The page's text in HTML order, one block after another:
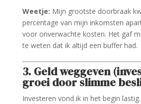
Weetje: Mijn grootste doorbraak
percentage van mijn inkomsten
voor onverwachte kosten. Het gaf
te weten dat ik altijd een buffer had.
3. Geld weggeven
groei door slimme
Investeren vond ik in het begin